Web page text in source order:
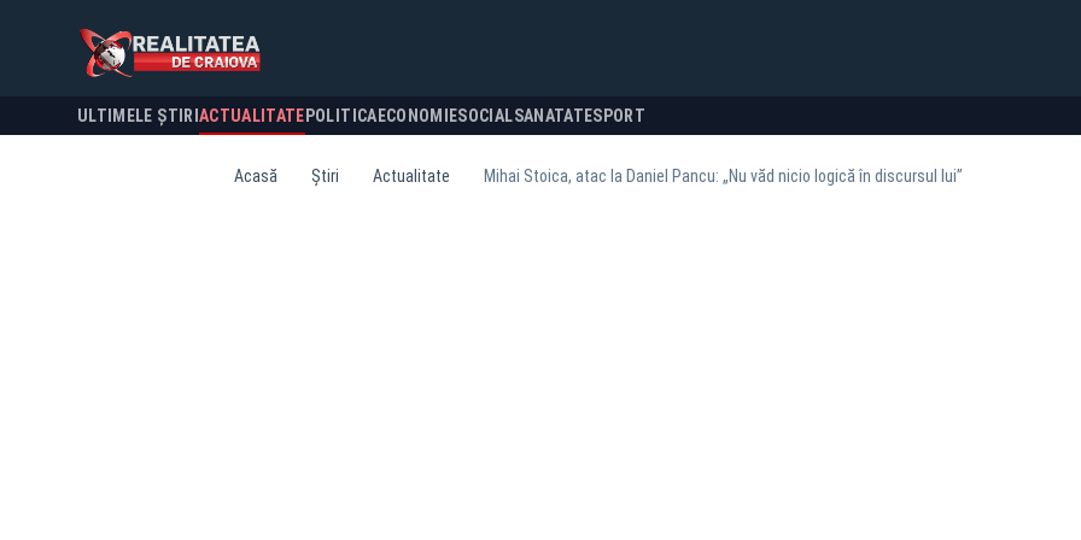
ULTIMELE ȘTIRI ACTUALITATE POLITICA ECONOMIESOCIALSANATATESPORT
Acasă Știri Actualitate Mihai Stoica, atac la Daniel Pancu: „Nu văd nicio logică în discursul lui”